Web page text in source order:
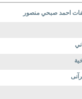
احمد صبحي منصور